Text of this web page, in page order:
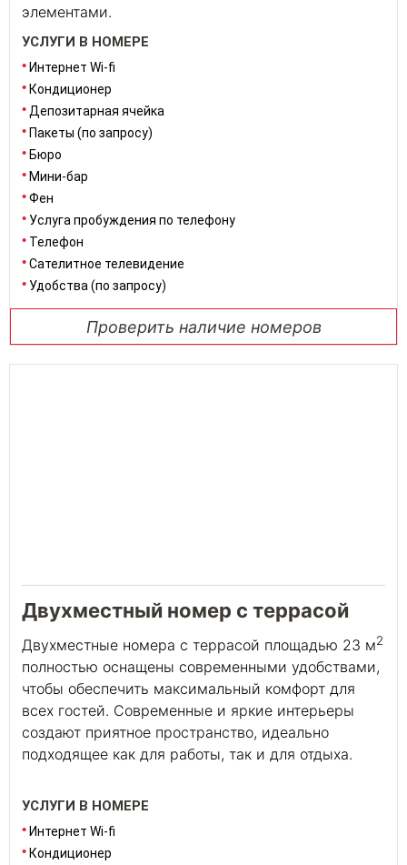
элементами.
УСЛУГИ В НОМЕРЕ
Интернет Wi-fi
Кондиционер
Депозитарная ячейка
Пакеты (по запросу)
Бюро
Мини-бар
Фен
Услуга пробуждения по телефону
Телефон
Сателитное телевидение
Удобства (по запросу)
Проверить наличие номеров
Двухместный номер с террасой
Двухместные номера с террасой площадью 23 м2
полностью оснащены современными удобствами,
чтобы обеспечить максимальный комфорт для
всех гостей. Современные и яркие интерьеры
создают приятное пространство, идеально
подходящее как для работы, так и для отдыха.
УСЛУГИ В НОМЕРЕ
Интернет Wi-fi
Кондиционер